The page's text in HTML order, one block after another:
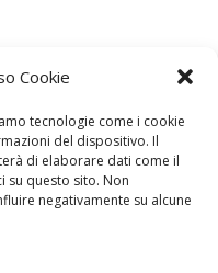
Cookie
tecnologie come i cookie
del dispositivo. Il
di elaborare dati come il
su questo sito. Non
negativamente su alcune
fiscalità ed
di energia
fiscalità ed